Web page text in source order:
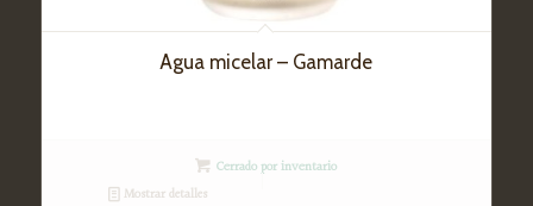
Agua micelar – Gamarde
Cerrado por inventario
Mostrar detalles